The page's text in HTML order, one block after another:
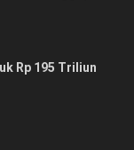
Rp 195 Triliun